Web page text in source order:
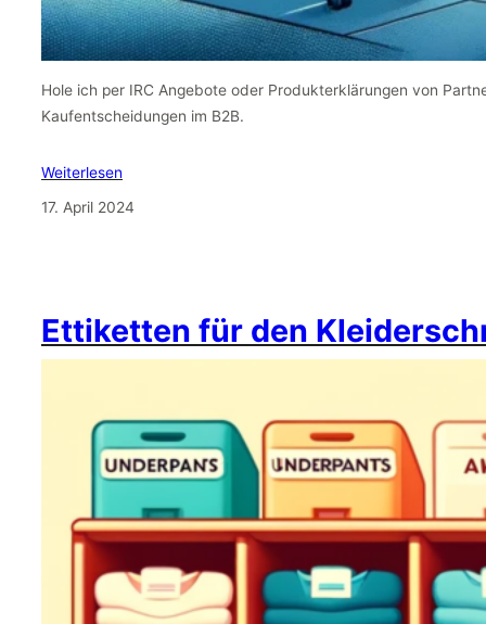
Hole ich per IRC Angebote oder Produkterklärungen von
Kaufentscheidungen im B2B.
Weiterlesen
17. April 2024
Ettiketten für den